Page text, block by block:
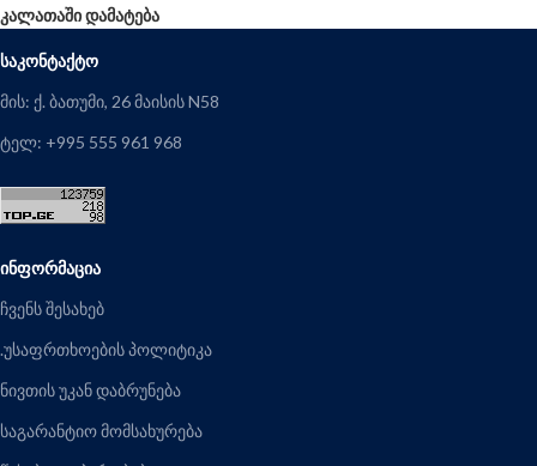
კალათაში დამატება
ᲡᲐᲙᲝᲜᲢᲐᲥᲢᲝ
მის: ქ. ბათუმი, 26 მაისის N58
ტელ: +995 555 961 968
ᲘᲜᲤᲝᲠᲛᲐᲪᲘᲐ
ჩვენს შესახებ
.უსაფრთხოების პოლიტიკა
ნივთის უკან დაბრუნება
საგარანტიო მომსახურება